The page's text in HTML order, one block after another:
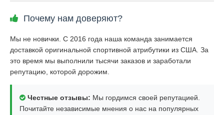
Почему нам доверяют?
Мы не новички. С 2016 года наша команда занимается
доставкой оригинальной спортивной атрибутики из США. За
это время мы выполнили тысячи заказов и заработали
репутацию, которой дорожим.
Честные отзывы: Мы гордимся своей репутацией.
Почитайте независимые мнения о нас на популярных